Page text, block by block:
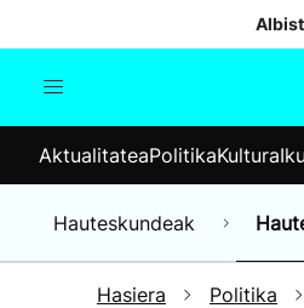
Munduko albisteak
AktualitateaPolitikaKultura
Hauteskundeak
Hasiera Politika